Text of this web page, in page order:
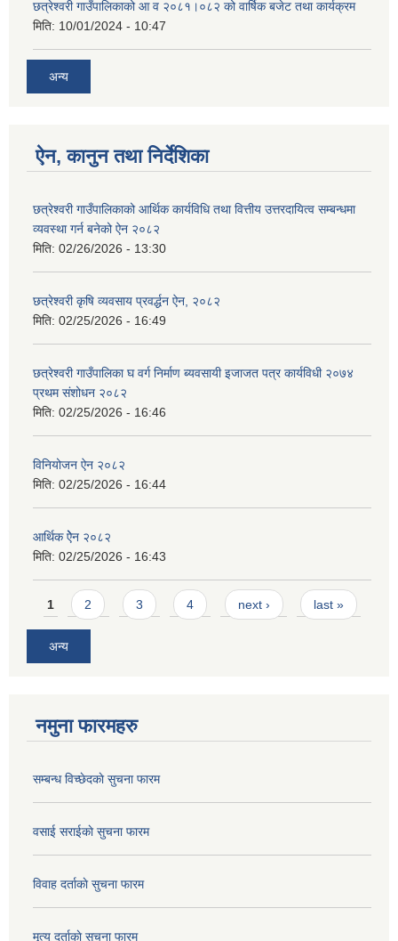
छत्रेश्वरी गाउँपालिकाको आ व २०८१।०८२ को वार्षिक बजेट तथा कार्यक्रम
मिति: 10/01/2024 - 10:47
अन्य
ऐन, कानुन तथा निर्देशिका
छत्रेश्वरी गाउँपालिकाको आर्थिक कार्यविधि तथा वित्तीय उत्तरदायित्व सम्बन्धमा
व्यवस्था गर्न बनेको ऐन २०८२
मिति: 02/26/2026 - 13:30
छत्रेश्‍वरी कृषि व्यवसाय प्रवर्द्धन ऐन, २०८२
मिति: 02/25/2026 - 16:49
छत्रेश्वरी गाउँपालिका घ वर्ग निर्माण ब्यवसायी इजाजत पत्र कार्यविधी २०७४
प्रथम संशोधन २०८२
मिति: 02/25/2026 - 16:46
विनियोजन ऐन २०८२
मिति: 02/25/2026 - 16:44
आर्थिक ऐेन २०८२
मिति: 02/25/2026 - 16:43
Pages
1 2 3 4 next › last »
अन्य
नमुना फारमहरु
सम्बन्ध विच्छेदकाे सुचना फारम
वसाई सराईकाे सुचना फारम
विवाह दर्ताकाे सुचना फारम
मृत्यु दर्ताकाे सुचना फारम